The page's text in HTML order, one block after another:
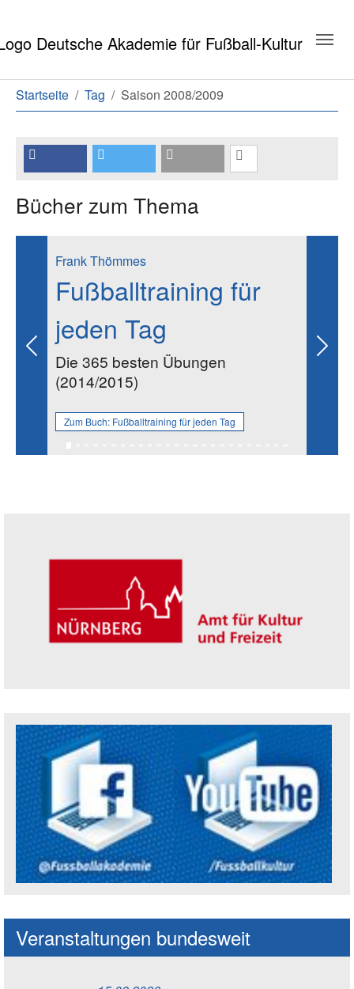
Sie sind hier:
Startseite Tag Saison 2008/2009
Bücher zum Thema
Frank Thömmes
Fußballtraining für
jeden Tag
Die 365 besten Übungen
(2014/2015)
Zum Buch: Fußballtraining für jeden Tag
Previous Next
Veranstaltungen bundesweit